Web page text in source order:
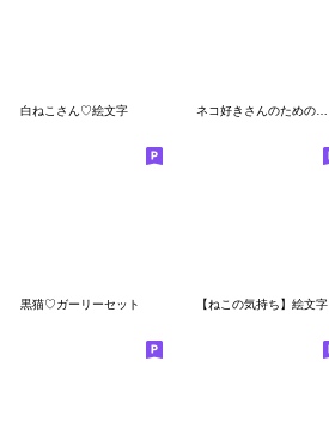
白ねこさん♡絵文字 ネコ好きさんのための♡にゃんこふきだし
黒猫♡ガーリーセット 【ねこの気持ち】絵文字